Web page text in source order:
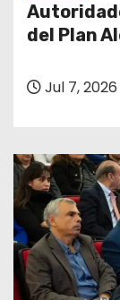
del Plan
Jul 7, 2026